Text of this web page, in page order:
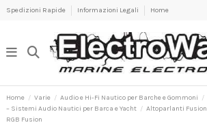
Spedizioni Rapide Informazioni Legali Home
Home Varie Audio e Hi-Fi Nautico per Barche e Gommoni
– Sistemi Audio Nautici per Barca e Yacht
Altoparlanti Fusion
RGB Fusion